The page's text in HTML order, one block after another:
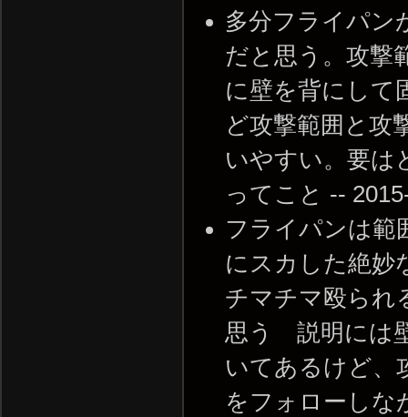
多分フライパン
だと思う。攻撃
に壁を背にして
ど攻撃範囲と攻
いやすい。要は
ってこと --
フライパンは範
にスカした絶妙
チマチマ殴られ
思う 説明には
いてあるけど、
をフォローし